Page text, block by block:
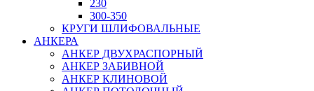
230
300-350
КРУГИ ШЛИФОВАЛЬНЫЕ
АНКЕРА
АНКЕР ДВУХРАСПОРНЫЙ
АНКЕР ЗАБИВНОЙ
АНКЕР КЛИНОВОЙ